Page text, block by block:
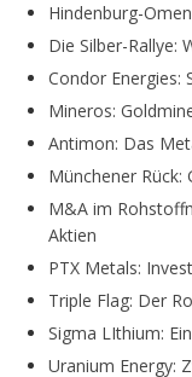
Hindenburg-
Die Silber-Rallye:
Condor Energies:
Mineros:
Antimon: Das
Münchener Rück:
M&A im
Aktien
PTX Metals:
Triple Flag: Der
Sigma LIthium:
Uranium Energy: